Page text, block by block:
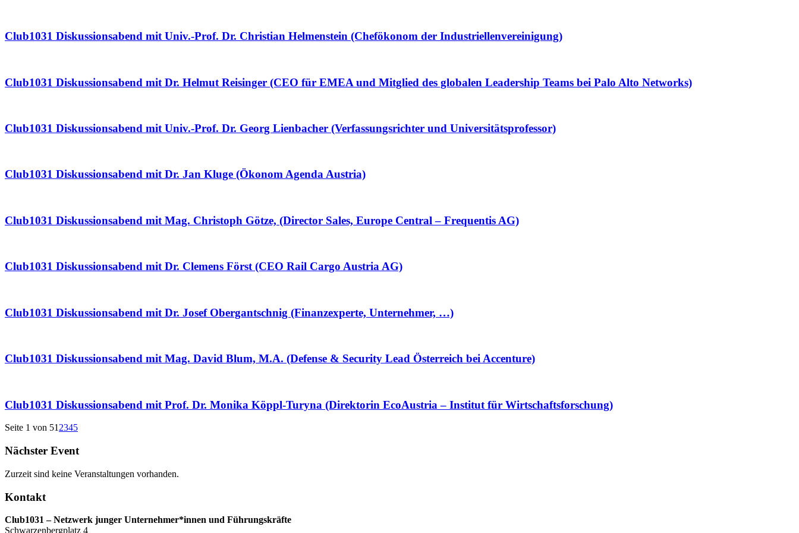
Club1031 Diskussionsabend mit Univ.-Prof. Dr. Christian Helmenstein (Chefökonom der Industriellenvereinigung)
Club1031 Diskussionsabend mit Dr. Helmut Reisinger (CEO für EMEA und Mitglied des globalen Leadership Teams bei Palo Alto Networks)
Club1031 Diskussionsabend mit Univ.-Prof. Dr. Georg Lienbacher (Verfassungsrichter und Universitätsprofessor)
Club1031 Diskussionsabend mit Dr. Jan Kluge (Ökonom Agenda Austria)
Club1031 Diskussionsabend mit Mag. Christoph Götze, (Director Sales, Europe Central – Frequentis AG)
Club1031 Diskussionsabend mit Dr. Clemens Först (CEO Rail Cargo Austria AG)
Club1031 Diskussionsabend mit Dr. Josef Obergantschnig (Finanzexperte, Unternehmer, …)
Club1031 Diskussionsabend mit Mag. David Blum, M.A. (Defense & Security Lead Österreich bei Accenture)
Club1031 Diskussionsabend mit Prof. Dr. Monika Köppl-Turyna (Direktorin EcoAustria – Institut für Wirtschaftsforschung)
Seite 1 von 51 2345
Nächster Event
Zurzeit sind keine Veranstaltungen vorhanden.
Kontakt
Club1031 – Netzwerk junger Unternehmer*innen und Führungskräfte
Schwarzenbergplatz 4